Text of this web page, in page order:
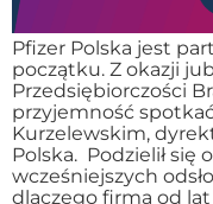
Pfizer Polska jest
początku. Z okazji
Przedsiębiorczości
przyjemność
Kurzelewskim,
Polska. Podzielił
wcześniejszych
dlaczego firma od